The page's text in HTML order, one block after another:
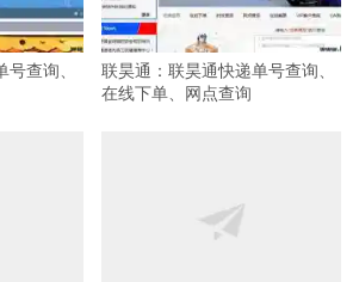
查询、
联昊通：联昊通快递单号查询、
在线下单、网点查询